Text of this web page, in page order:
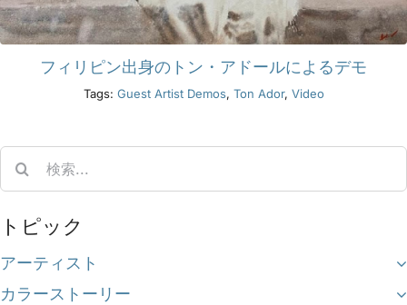
フィリピン出身のトン・アドールによるデモ
Tags: Guest Artist Demos, Ton Ador, Video
トピック
アーティスト
カラーストーリー